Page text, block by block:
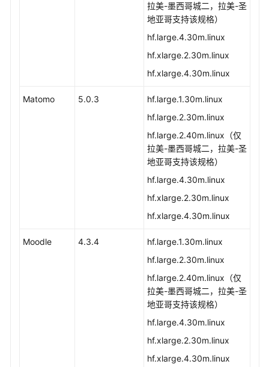
拉美-墨西哥城二，拉美-圣
地亚哥支持该规格）
hf.large.4.30m.linux
hf.xlarge.2.30m.linux
hf.xlarge.4.30m.linux
Matomo 5.0.3
hf.large.1.30m.linux
hf.large.2.30m.linux
hf.large.2.40m.linux（仅
拉美-墨西哥城二，拉美-圣
地亚哥支持该规格）
hf.large.4.30m.linux
hf.xlarge.2.30m.linux
hf.xlarge.4.30m.linux
Moodle 4.3.4
hf.large.1.30m.linux
hf.large.2.30m.linux
hf.large.2.40m.linux（仅
拉美-墨西哥城二，拉美-圣
地亚哥支持该规格）
hf.large.4.30m.linux
hf.xlarge.2.30m.linux
hf.xlarge.4.30m.linux